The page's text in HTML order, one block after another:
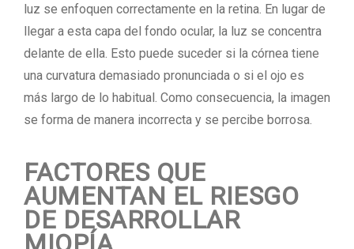
luz se enfoquen correctamente en la retina. En lugar de
llegar a esta capa del fondo ocular, la luz se concentra
delante de ella. Esto puede suceder si la córnea tiene
una curvatura demasiado pronunciada o si el ojo es
más largo de lo habitual. Como consecuencia, la imagen
se forma de manera incorrecta y se percibe borrosa.
FACTORES QUE
AUMENTAN EL RIESGO
DE DESARROLLAR